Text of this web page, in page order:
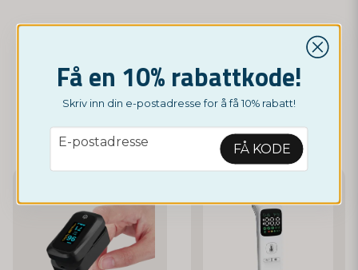
NORDICTEST
129 nok
NORDICTEST
Elegance Hårtrimmer
399 nok
Få en 10% rabattkode!
Skriv inn din e-postadresse for å få 10% rabatt!
email
E-postadresse FÅ KODE